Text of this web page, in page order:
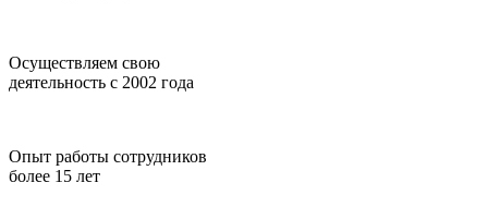
Осуществляем свою
деятельность с 2002 года
Опыт работы сотрудников
более 15 лет